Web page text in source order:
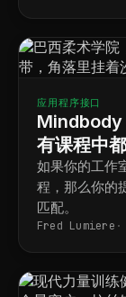
应用程序接口
Mindbody
有课程中
如果你的工作
程，那么你的
匹配。
Fred Lumiere